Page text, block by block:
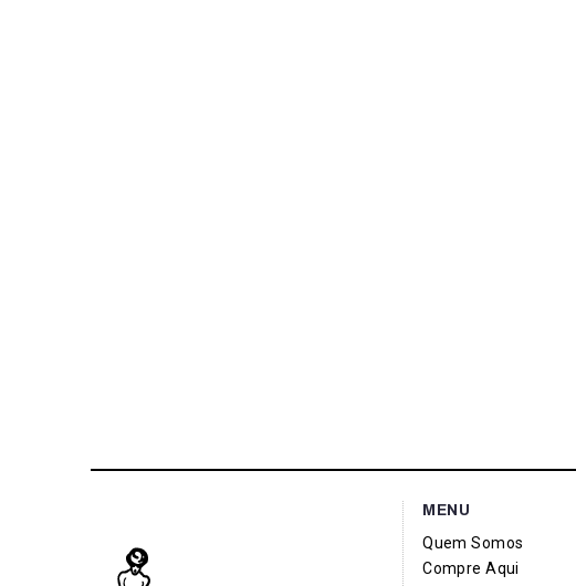
MENU
Quem Somos
Compre Aqui